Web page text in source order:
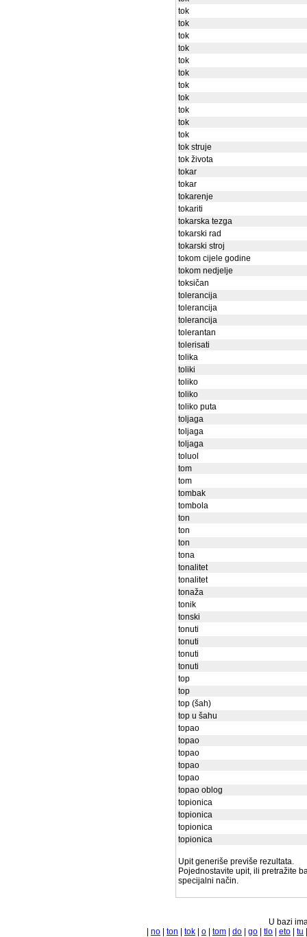
tok
tok
tok
tok
tok
tok
tok
tok
tok
tok
tok
tok struje
tok života
tokar
tokar
tokarenje
tokariti
tokarska tezga
tokarski rad
tokarski stroj
tokom cijele godine
tokom nedjelje
toksičan
tolerancija
tolerancija
tolerancija
tolerantan
tolerisati
tolika
toliki
toliko
toliko
toliko puta
toljaga
toljaga
toljaga
toluol
tom
tom
tombak
tombola
ton
ton
ton
tona
tonalitet
tonalitet
tonaža
tonik
tonski
tonuti
tonuti
tonuti
tonuti
top
top
top (šah)
top u šahu
topao
topao
topao
topao
topao
topao oblog
topionica
topionica
topionica
topionica
Upit generiše previše rezultata.
Pojednostavite upit, ili pretražite
specijalni način.
U bazi
no ton tok o tom do go tlo eto tu